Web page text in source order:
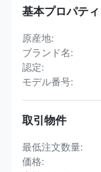
基本プロパティ
原産地:
ブランド名:
認定:
モデル番号:
取引物件
最低注文数量:
価格: